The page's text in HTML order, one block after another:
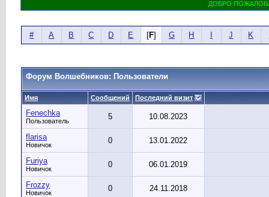
# A B C D E [F] G H J K
Форум Волшебников: Пользователи
Имя Сообщений Последний визит
Fenechka
Пользователь 5 10.08.2023
flarisa
Новичок 0 13.01.2022
Furiya
Новичок 0 06.01.2019
Frozzy
Новичок 0 24.11.2018